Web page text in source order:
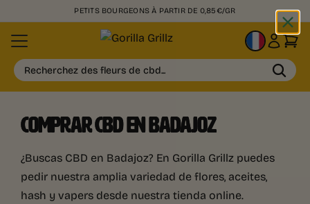
PETITS BOURGEONS À PARTIR DE 0,85€/GR
FR
Recherchez des fleurs de cbd...
COMPRAR CBD EN BADAJOZ
¿Buscas CBD en Badajoz? En Gorilla Grillz puedes
pedir nuestra amplia variedad de flores, aceites,
hash y vapers desde nuestra tienda online.